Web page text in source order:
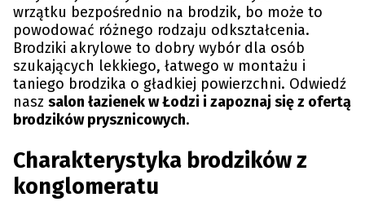
wrzątku bezpośrednio na brodzik, bo może to
powodować różnego rodzaju odkształcenia.
Brodziki akrylowe to dobry wybór dla osób
szukających lekkiego, łatwego w montażu i
taniego brodzika o gładkiej powierzchni. Odwiedź
nasz salon łazienek w Łodzi i zapoznaj się z ofertą
brodzików prysznicowych.
Charakterystyka brodzików z
konglomeratu